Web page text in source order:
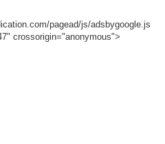
pagead/js/adsbygoogle.js
crossorigin="anonymous">